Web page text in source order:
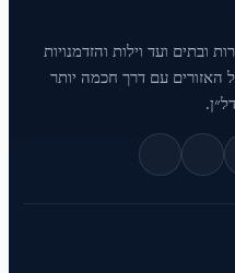
ובתים ועד וילות והזדמנויות
האזורים עם דרך חכמה יותר